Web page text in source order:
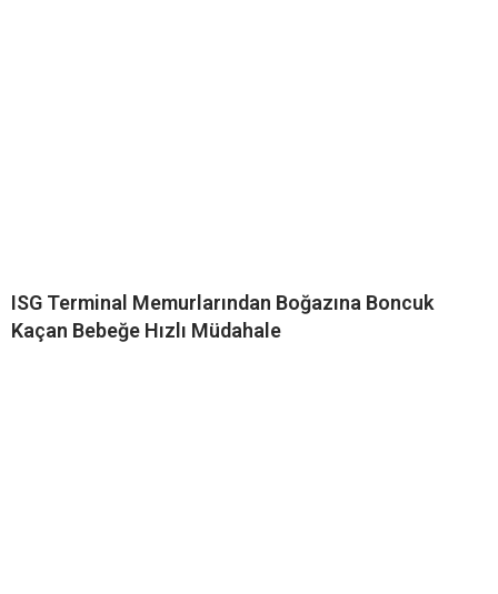
ISG Terminal Memurlarından Boğazına Boncuk
Kaçan Bebeğe Hızlı Müdahale